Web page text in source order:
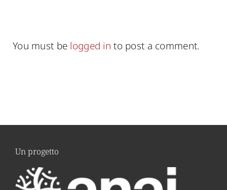
You must be logged in to post a comment.
Un progetto